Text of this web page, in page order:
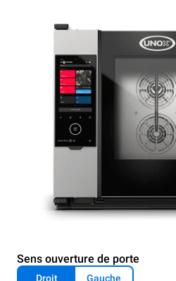
Sens ouverture de porte
Droit Gauche